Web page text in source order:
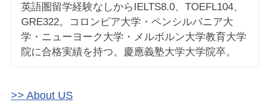
英語圏留学経験なしからIELTS8.0、TOEFL104、
GRE322。コロンビア大学・ペンシルバニア大
学・ニューヨーク大学・メルボルン大学教育大学
院に合格実績を持つ。慶應義塾大学大学院卒。
>> About US